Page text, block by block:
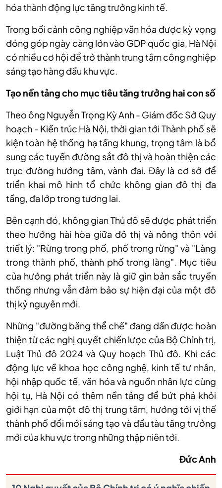
hóa thành động lực tăng trưởng kinh tế.
Trong bối cảnh công nghiệp văn hóa được kỳ vọng
đóng góp ngày càng lớn vào GDP quốc gia, Hà Nội
có nhiều cơ hội để trở thành trung tâm công nghiệp
sáng tạo hàng đầu khu vực.
Tạo nền tảng cho mục tiêu tăng trưởng hai con số
Theo ông Nguyễn Trọng Kỳ Anh - Giám đốc Sở Quy
hoạch - Kiến trúc Hà Nội, thời gian tới Thành phố sẽ
kiện toàn hệ thống hạ tầng khung, trọng tâm là bổ
sung các tuyến đường sắt đô thị và hoàn thiện các
trục đường hướng tâm, vành đai. Đây là cơ sở để
triển khai mô hình tổ chức không gian đô thị đa
tầng, đa lớp trong tương lai.
Bên cạnh đó, không gian Thủ đô sẽ được phát triển
theo hướng hài hòa giữa đô thị và nông thôn với
triết lý: "Rừng trong phố, phố trong rừng" và "Làng
trong thành phố, thành phố trong làng". Mục tiêu
của hướng phát triển này là giữ gìn bản sắc truyền
thống nhưng vẫn đảm bảo sự hiện đại của một đô
thị kỷ nguyên mới.
Những "đường băng thể chế" đang dần được hoàn
thiện từ các nghị quyết chiến lược của Bộ Chính trị,
Luật Thủ đô 2024 và Quy hoạch Thủ đô. Khi các
động lực về khoa học công nghệ, kinh tế tư nhân,
hội nhập quốc tế, văn hóa và nguồn nhân lực cùng
hội tụ, Hà Nội có thêm nền tảng để bứt phá khỏi
giới hạn của một đô thị trung tâm, hướng tới vị thế
thành phố đổi mới sáng tạo và đầu tàu tăng trưởng
mới của khu vực trong những thập niên tới.
Đức Anh